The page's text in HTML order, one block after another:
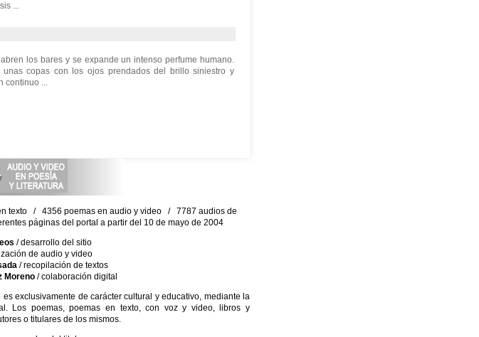
...
los bares y se expande un intenso perfume humano.
copas con los ojos prendados del brillo siniestro y
continuo ...
texto / 4356 poemas en audio y video / 7787 audios de
páginas del portal a partir del 10 de mayo de 2004
/ desarrollo del sitio
de audio y video
/ recopilación de textos
Moreno/ colaboración digital
exclusivamente de carácter cultural y educativo, mediante la
Los poemas, poemas en texto, con voz y video, libros y
o titulares de los mismos.